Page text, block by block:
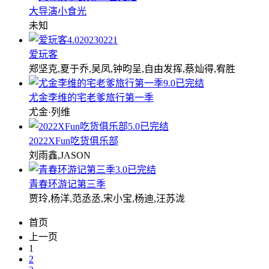
大导演小食光
未知
4.020230221
爱玩客
郑坚克,夏于乔,吴凤,钟昀呈,自由发挥,蔡灿得,宥胜
9.0已完结
尤金李维的宅老爹旅行第一季
尤金·列维
5.0已完结
2022XFun吃货俱乐部
刘雨鑫,JASON
3.0已完结
青春环游记第三季
贾玲,杨洋,范丞丞,宋小宝,杨迪,汪苏泷
首页
上一页
1
2